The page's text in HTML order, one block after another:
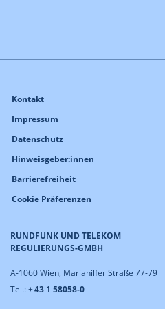
RUNDFUNK UND TELEKOM
REGULIERUNGS-GMBH
A-1060 Wien, Mariahilfer Straße 77-79
Tel.: +43 1 58058-0
Kontakt
Impressum
Datenschutz
Hinweisgeber:innen
Barrierefreiheit
Cookie Präferenzen